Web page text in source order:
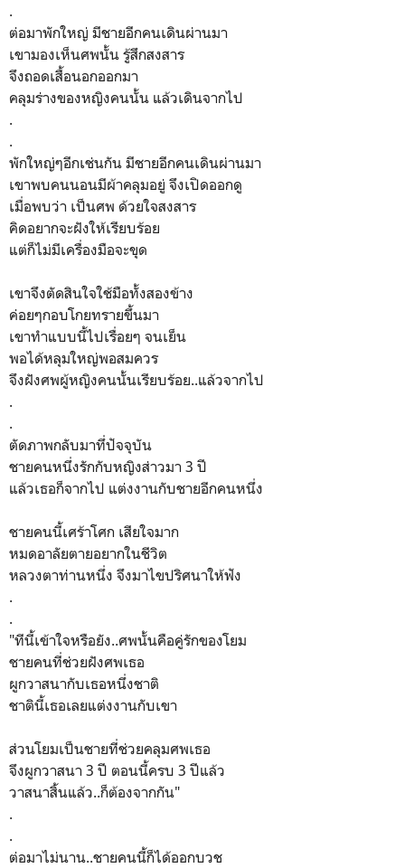
.
ต่อมาพักใหญ่ มีชายอีกคนเดินผ่านมา
เขามองเห็นศพนั้น รู้สึกสงสาร
จึงถอดเสื้อนอกออกมา
คลุมร่างของหญิงคนนั้น แล้วเดินจากไป
.
.
พักใหญ่ๆอีกเช่นกัน มีชายอีกคนเดินผ่านมา
เขาพบคนนอนมีผ้าคลุมอยู่ จึงเปิดออกดู
เมื่อพบว่า เป็นศพ ด้วยใจสงสาร
คิดอยากจะฝังให้เรียบร้อย
แต่ก็ไม่มีเครื่องมือจะขุด
เขาจึงตัดสินใจใช้มือทั้งสองข้าง
ค่อยๆกอบโกยทรายขึ้นมา
เขาทำแบบนี้ไปเรื่อยๆ จนเย็น
พอได้หลุมใหญ่พอสมควร
จึงฝังศพผู้หญิงคนนั้นเรียบร้อย..แล้วจากไป
.
.
ตัดภาพกลับมาทึ่ปัจจุบัน
ชายคนหนึ่งรักกับหญิงส่าวมา 3 ปี
แล้วเธอก็จากไป แต่งงานกับชายอีกคนหนึ่ง
ชายคนนี้เศร้าโศก เสียใจมาก
หมดอาลัยตายอยากในชีวิต
หลวงตาท่านหนึ่ง จึงมาไขปริศนาให้ฟัง
.
.
"ทีนี้เข้าใจหรือยัง..ศพนั้นคือคู่รักของโยม
ชายคนที่ช่วยฝังศพเธอ
ผูกวาสนากับเธอหนึ่งชาติ
ชาตินี้เธอเลยแต่งงานกับเขา
ส่วนโยมเป็นชายที่ช่วยคลุมศพเธอ
จึงผูกวาสนา 3 ปี ตอนนี้ครบ 3 ปีแล้ว
วาสนาสิ้นแล้ว..ก็ต้องจากกัน"
.
.
ต่อมาไม่นาน..ชายคนนี้ก็ได้ออกบวช